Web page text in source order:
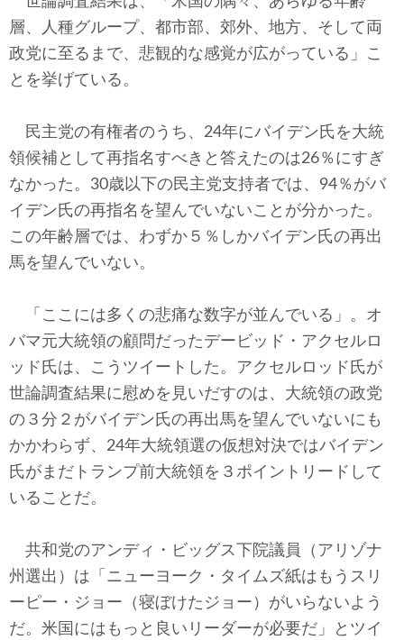
層、人種グループ、都市部、郊外、地方、そして両
政党に至るまで、悲観的な感覚が広がっている」こ
とを挙げている。
民主党の有権者のうち、24年にバイデン氏を大統
領候補として再指名すべきと答えたのは26％にすぎ
なかった。30歳以下の民主党支持者では、94％がバ
イデン氏の再指名を望んでいないことが分かった。
この年齢層では、わずか５％しかバイデン氏の再出
馬を望んでいない。
「ここには多くの悲痛な数字が並んでいる」。オ
バマ元大統領の顧問だったデービッド・アクセルロ
ッド氏は、こうツイートした。アクセルロッド氏が
世論調査結果に慰めを見いだすのは、大統領の政党
の３分２がバイデン氏の再出馬を望んでいないにも
かかわらず、24年大統領選の仮想対決ではバイデン
氏がまだトランプ前大統領を３ポイントリードして
いることだ。
共和党のアンディ・ビッグス下院議員（アリゾナ
州選出）は「ニューヨーク・タイムズ紙はもうスリ
ーピー・ジョー（寝ぼけたジョー）がいらないよう
だ。米国にはもっと良いリーダーが必要だ」とツイ